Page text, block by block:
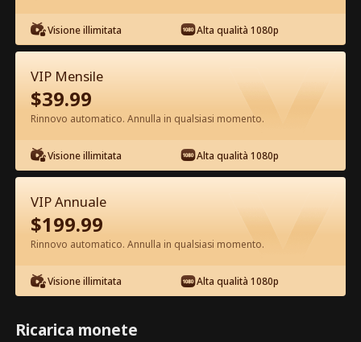
Episodio 20 - Echi Svaniti di Noi Film
completo
1-30 Tutti gli episodi
20 21 23
Visione illimitata Alta qualità 1080p
VIP Mensile
$39.99
Rinnovo automatico. Annulla in qualsiasi momento.
Visione illimitata Alta qualità 1080p
VIP Annuale
$199.99
Rinnovo automatico. Annulla in qualsiasi momento.
Visione illimitata Alta qualità 1080p
Ricarica monete